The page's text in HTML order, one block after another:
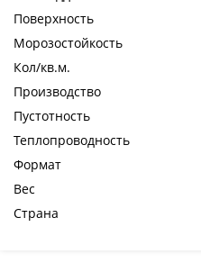
Поверхность
Морозостойкость
Кол/кв.м.
Производство
Пустотность
Теплопроводность
Формат
Вес
Страна